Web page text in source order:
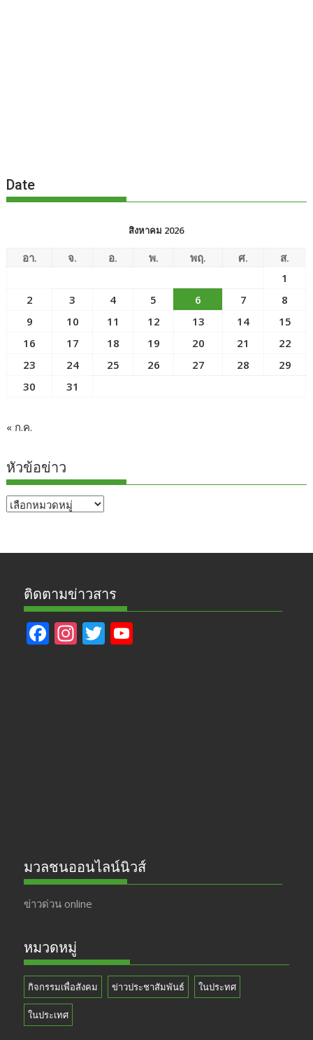
Date
สิงหาคม 2026
อา. จ. อ. พ. พฤ. ศ.
ส.
1
2
3 4 5 6 7
8
9
10 11 12 13 14
15
16
17 18 19 20 21
22
23
24 25 26 27 28
29
30
31
« ก.ค.
หัวข้อข่าว
หัวข้อ
ติดตามข่าวสาร
F In T
มวลชนออนไลน์นิวส์
ข่าวด่วน online
หมวดหมู่
กิจกรรมเพื่อสังคม ข่าวประชาสัมพันธ์ ในประทศ
ในประเทศ